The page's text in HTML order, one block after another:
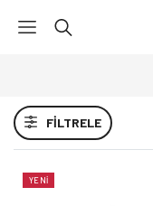
FILTRELE
YENI